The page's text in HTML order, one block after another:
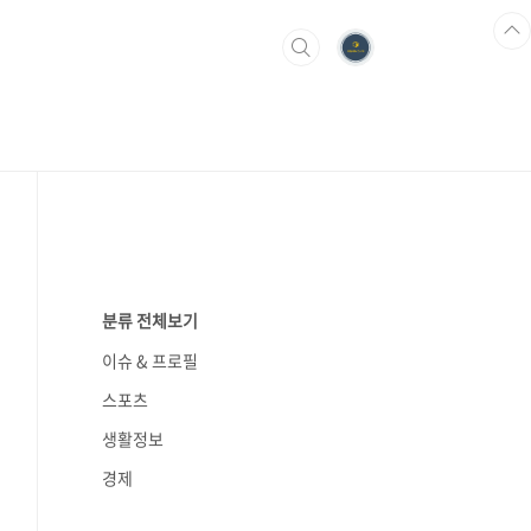
분류 전체보기
이슈 & 프로필
스포츠
생활정보
경제